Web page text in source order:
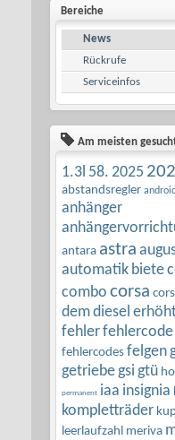
Bereiche
News
Rückrufe
Serviceinfos
Am meisten
1.3l 58. 2025
abstandsregler
anhänger
antara astra
automatik biete
combo corsa
demdiesel
fehlerfehlercode
fehlercodes felgen
getriebe gsi gtü
permanent iaa insignia
kompletträder
leerlaufzahl meriva